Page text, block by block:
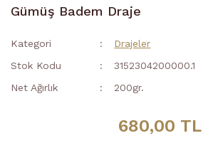
Gümüş Badem Draje
Kategori
Drajeler
Stok Kodu
3152304200000.1
Net Ağırlık
200gr.
680,00 TL